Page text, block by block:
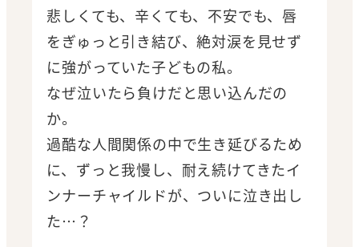
悲しくても、辛くても、不安でも、唇
をぎゅっと引き結び、絶対涙を見せず
に強がっていた子どもの私。
なぜ泣いたら負けだと思い込んだの
か。
過酷な人間関係の中で生き延びるため
に、ずっと我慢し、耐え続けてきたイ
ンナーチャイルドが、ついに泣き出し
た…？